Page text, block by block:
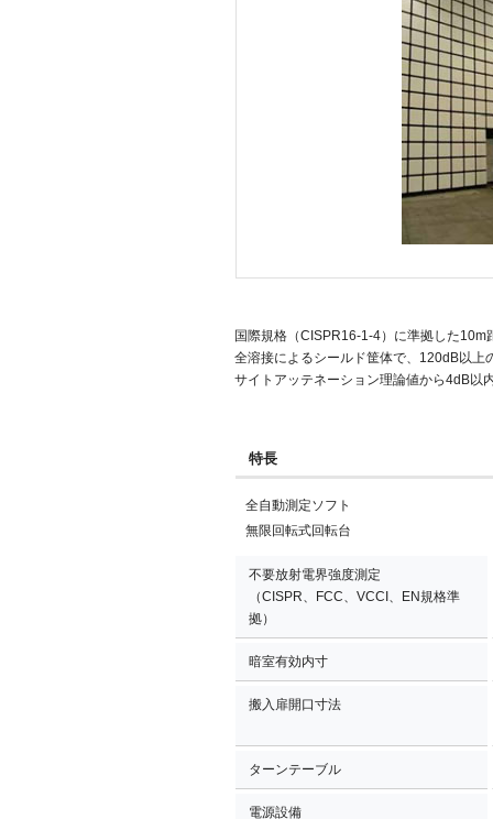
国際規格（CISPR16-1-4）に準拠した
全溶接によるシールド筐体で、120dB以上
サイトアッテネーション理論値から4dB以
特長
全自動測定ソフト
無限回転式回転台
不要放射電界強度測定
（CISPR、FCC、VCCI、EN規格準
拠）
暗室有効内寸
搬入扉開口寸法
ターンテーブル
電源設備